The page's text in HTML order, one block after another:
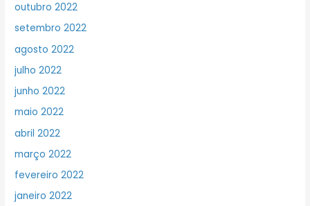
outubro 2022
setembro 2022
agosto 2022
julho 2022
junho 2022
maio 2022
abril 2022
março 2022
fevereiro 2022
janeiro 2022